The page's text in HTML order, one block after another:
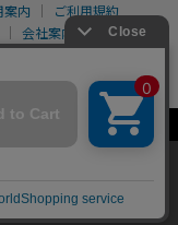
Cookieの使用に同意いた
案内
ご利用規約
会社案内
ポイントサーチ
Reserved.